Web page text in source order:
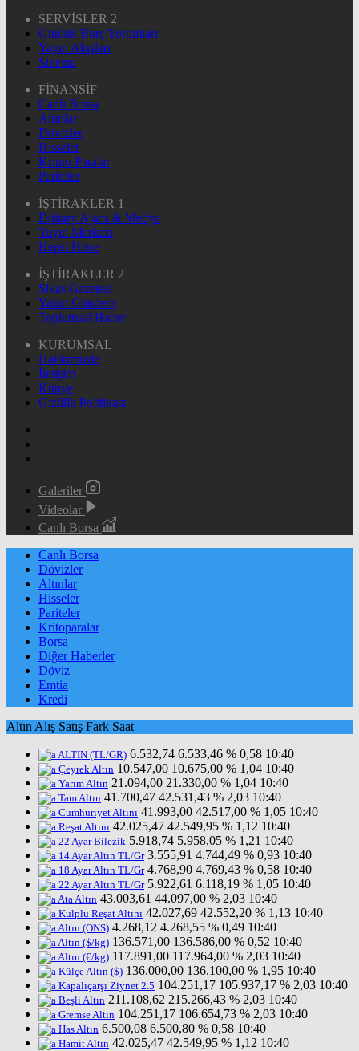
SERVİSLER 2
Günlük Burç Yorumları
Yayın Akışları
Sinema
FİNANSİF
Canlı Borsa
Altınlar
Dövizler
Hisseler
Kripto Paralar
Pariteler
İŞTİRAKLER 1
Dijitary Ajans & Medya
Yayın Merkezi
Hepsi Hisse
İŞTİRAKLER 2
Sivas Gazetesi
Yakın Gündem
Toplumsal Haber
KURUMSAL
Hakkımızda
İletişim
Künye
Gizlilik Politikası
Galeriler
Videolar
Canlı Borsa
Canlı Borsa
Dövizler
Altınlar
Hisseler
Pariteler
Kritoparalar
Borsa
Diğer Haberler
Döviz
Emtia
Kredi
Altın Alış Satış Fark Saat
ALTIN (TL/GR) 6.532,74 6.533,46 % 0,58 10:40
Çeyrek Altın 10.547,00 10.675,00 % 1,04 10:40
Yarım Altın 21.094,00 21.330,00 % 1,04 10:40
Tam Altın 41.700,47 42.531,43 % 2,03 10:40
Cumhuriyet Altını 41.993,00 42.517,00 % 1,05 10:40
Reşat Altını 42.025,47 42.549,95 % 1,12 10:40
22 Ayar Bilezik 5.918,74 5.958,05 % 1,21 10:40
14 Ayar Altın TL/Gr 3.555,91 4.744,49 % 0,93 10:40
18 Ayar Altın TL/Gr 4.768,90 4.769,43 % 0,58 10:40
22 Ayar Altın TL/Gr 5.922,61 6.118,19 % 1,05 10:40
Ata Altın 43.003,61 44.097,00 % 2,03 10:40
Kulplu Reşat Altını 42.027,69 42.552,20 % 1,13 10:40
Altın (ONS) 4.268,12 4.268,55 % 0,49 10:40
Altın ($/kg) 136.571,00 136.586,00 % 0,52 10:40
Altın (€/kg) 117.891,00 117.964,00 % 2,03 10:40
Külçe Altın ($) 136.000,00 136.100,00 % 1,95 10:40
Kapalıçarşı Ziynet 2.5 104.251,17 105.937,17 % 2,03 10:40
Beşli Altın 211.108,62 215.266,43 % 2,03 10:40
Gremse Altın 104.251,17 106.654,73 % 2,03 10:40
Has Altın 6.500,08 6.500,80 % 0,58 10:40
Hamit Altın 42.025,47 42.549,95 % 1,12 10:40